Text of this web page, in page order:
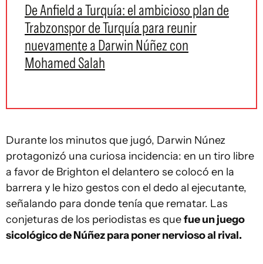
De Anfield a Turquía: el ambicioso plan de
Trabzonspor de Turquía para reunir
nuevamente a Darwin Núñez con
Mohamed Salah
Durante los minutos que jugó, Darwin Núnez
protagonizó una curiosa incidencia: en un tiro libre
a favor de Brighton el delantero se colocó en la
barrera y le hizo gestos con el dedo al ejecutante,
señalando para donde tenía que rematar. Las
conjeturas de los periodistas es quefue un juego
sicológico de Núñez para poner nervioso al rival.